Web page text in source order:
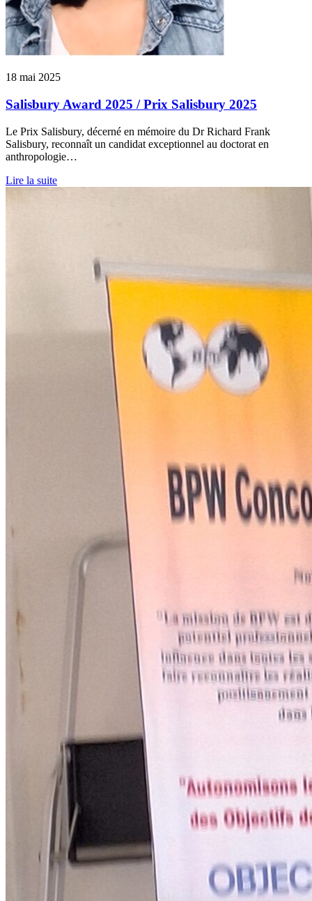
18 mai 2025
Salisbury Award 2025 / Prix Salisbury 2025
Le Prix Salisbury, décerné en mémoire du Dr Richard Frank
Salisbury, reconnaît un candidat exceptionnel au doctorat en
anthropologie…
Lire la suite